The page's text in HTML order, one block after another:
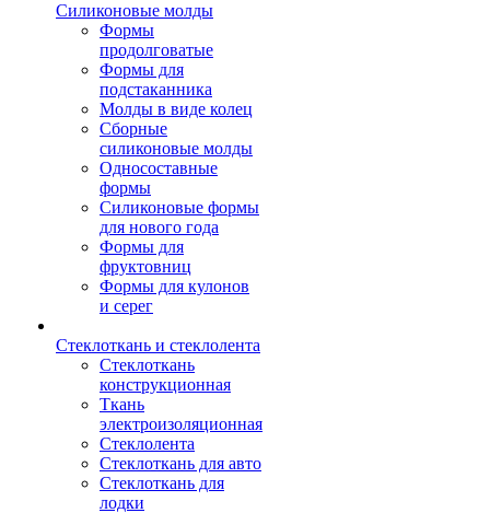
Силиконовые молды
Формы
продолговатые
Формы для
подстаканника
Молды в виде колец
Сборные
силиконовые молды
Односоставные
формы
Силиконовые формы
для нового года
Формы для
фруктовниц
Формы для кулонов
и серег
Стеклоткань и стеклолента
Стеклоткань
конструкционная
Ткань
электроизоляционная
Стеклолента
Стеклоткань для авто
Стеклоткань для
лодки